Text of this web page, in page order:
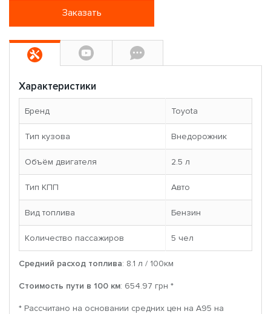
Заказать
Характеристики
Бренд Toyota
Тип кузова Внедорожник
Объём двигателя 2.5 л
Тип КПП Авто
Вид топлива Бензин
Количество пассажиров 5 чел
Средний расход топлива: 8.1 л / 100км
Стоимость пути в 100 км: 654.97 грн *
* Рассчитано на основании средних цен на A95 на